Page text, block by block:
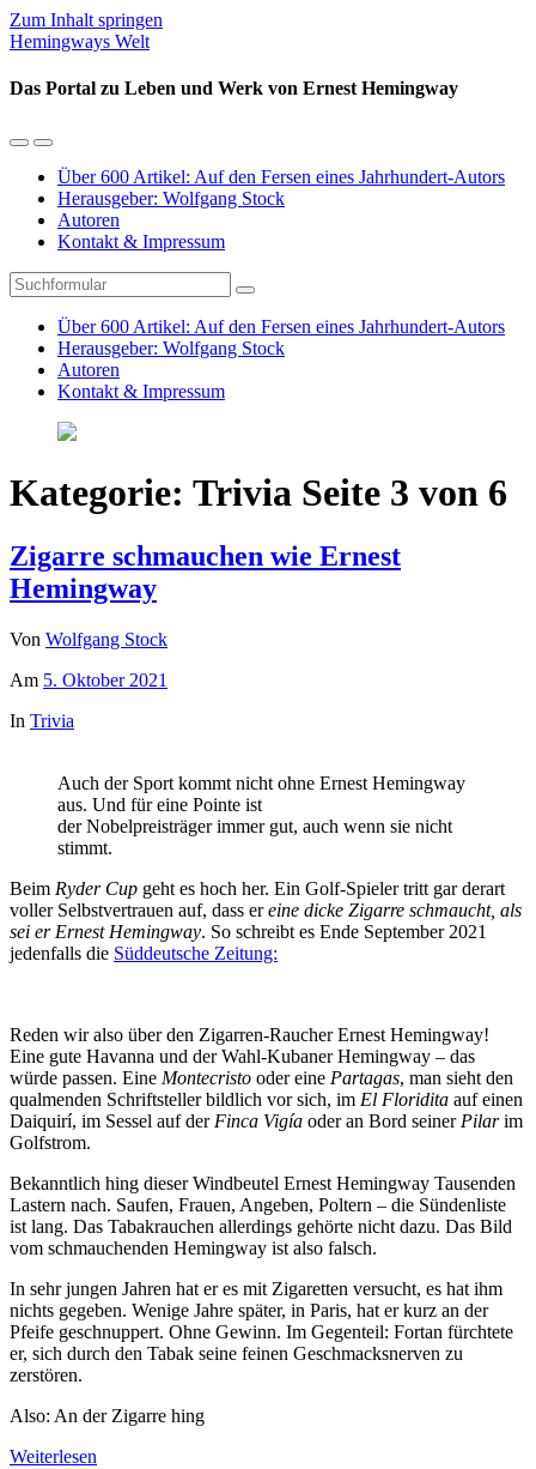
Zum Inhalt springen
Hemingways Welt
Das Portal zu Leben und Werk von Ernest Hemingway
Mobil-
umschalten
Suchfeld
umschalten
Über 600 Artikel: Auf den Fersen eines Jahrhundert-Autors
Herausgeber: Wolfgang Stock
Autoren
Kontakt & Impressum
Suchen
Über 600 Artikel: Auf den Fersen eines Jahrhundert-Autors
Herausgeber: Wolfgang Stock
Autoren
Kontakt & Impressum
Kategorie: Trivia Seite 3 von 6
Zigarre schmauchen wie Ernest
Hemingway
Von Wolfgang Stock
Am 5. Oktober 2021
In Trivia
Auch der Sport kommt nicht ohne Ernest Hemingway
aus. Und für eine Pointe ist
der Nobelpreisträger immer gut, auch wenn sie nicht
stimmt.
Beim Ryder Cup geht es hoch her. Ein Golf-Spieler tritt gar derart
voller Selbstvertrauen auf, dass ereine dicke Zigarre schmaucht, als
sei er Ernest Hemingway. So schreibt es Ende September 2021
jedenfalls die Süddeutsche Zeitung:
Reden wir also über den Zigarren-Raucher Ernest Hemingway!
Eine gute Havanna und der Wahl-Kubaner Hemingway – das
würde passen. Eine Montecristo oder eine Partagas, man sieht den
qualmenden Schriftsteller bildlich vor sich, im El Floridita auf einen
Daiquirí, im Sessel auf der Finca Vigía oder an Bord seiner Pilarim
Golfstrom.
Bekanntlich hing dieser Windbeutel Ernest Hemingway Tausenden
Lastern nach. Saufen, Frauen, Angeben, Poltern – die Sündenliste
ist lang. Das Tabakrauchen allerdings gehörte nicht dazu. Das Bild
vom schmauchenden Hemingway ist also falsch.
In sehr jungen Jahren hat er es mit Zigaretten versucht, es hat ihm
nichts gegeben. Wenige Jahre später, in Paris, hat er kurz an der
Pfeife geschnuppert. Ohne Gewinn. Im Gegenteil: Fortan fürchtete
er, sich durch den Tabak seine feinen Geschmacksnerven zu
zerstören.
Also: An der Zigarre hing
Weiterlesen